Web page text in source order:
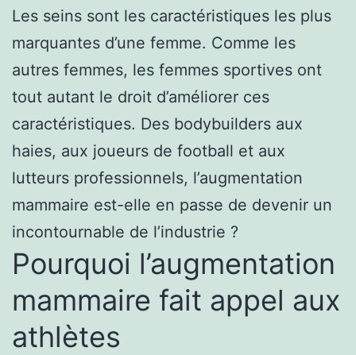
Les seins sont les caractéristiques les plus
marquantes d’une femme. Comme les
autres femmes, les femmes sportives ont
tout autant le droit d’améliorer ces
caractéristiques. Des bodybuilders aux
haies, aux joueurs de football et aux
lutteurs professionnels, l’augmentation
mammaire est-elle en passe de devenir un
incontournable de l’industrie ?
Pourquoi l’augmentation
mammaire fait appel aux
athlètes